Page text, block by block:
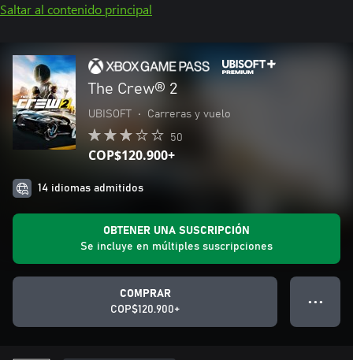
Saltar al contenido principal
The Crew® 2
UBISOFT • Carreras y vuelo
50
COP$120.900+
14 idiomas admitidos
OBTENER UNA SUSCRIPCIÓN
Se incluye en múltiples suscripciones
COMPRAR
COP$120.900+
● ● ●